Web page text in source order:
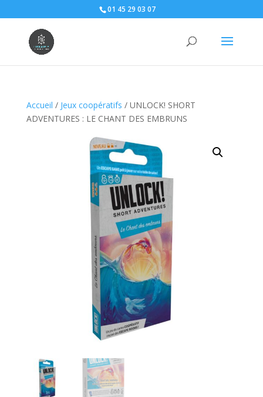
01 45 29 03 07
Accueil / Jeux coopératifs / UNLOCK! SHORT
ADVENTURES : LE CHANT DES EMBRUNS